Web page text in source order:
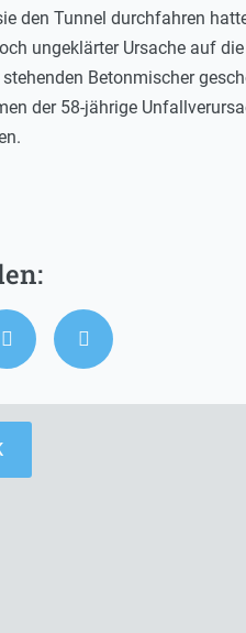
den Tunnel durchfahren
ungeklärter Ursache auf
Betonmischer
der 58-jährige